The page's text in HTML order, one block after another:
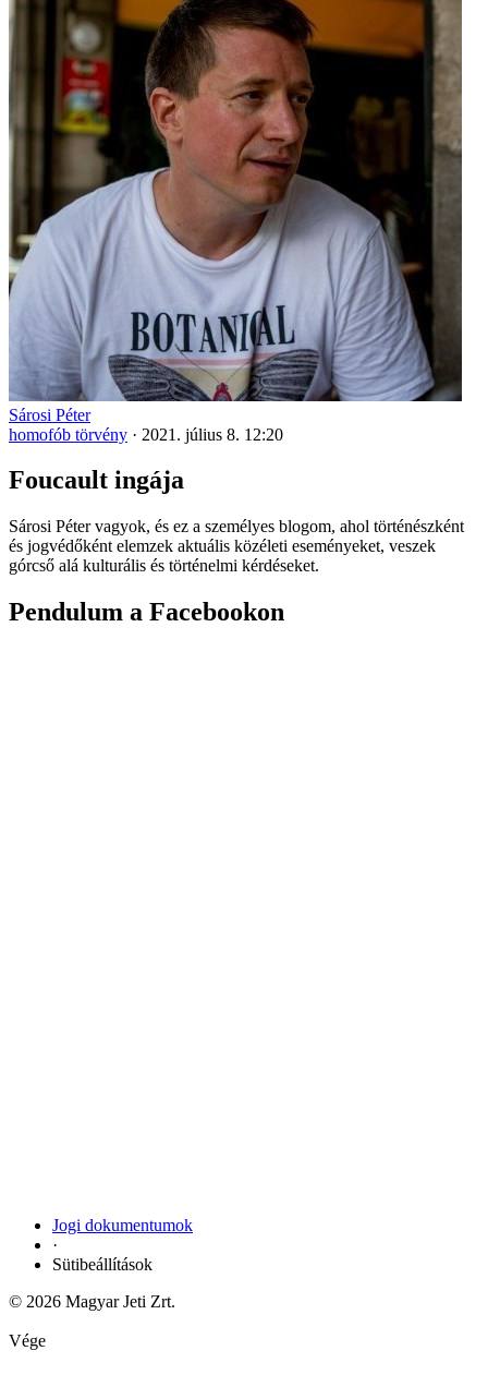
Sárosi Péter
homofób törvény · 2021. július 8. 12:20
Foucault ingája
Sárosi Péter vagyok, és ez a személyes blogom, ahol történészként
és jogvédőként elemzek aktuális közéleti eseményeket, veszek
górcső alá kulturális és történelmi kérdéseket.
Pendulum a Facebookon
Jogi dokumentumok
·
Sütibeállítások
© 2026 Magyar Jeti Zrt.
Vége